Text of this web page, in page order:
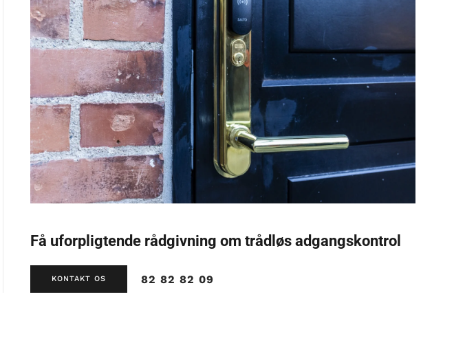
Få uforpligtende rådgivning om trådløs adgangskontrol
KONTAKT OS 82 82 82 09